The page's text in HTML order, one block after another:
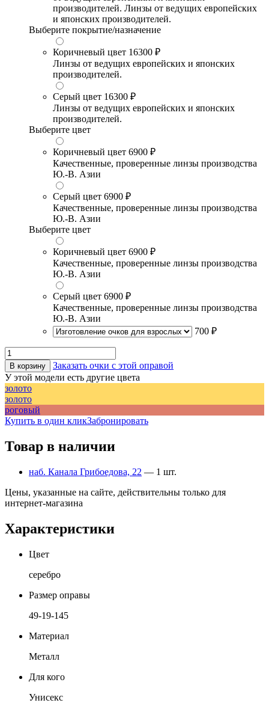
производителей. Линзы от ведущих европейских
и японских производителей.
Выберите покрытие/назначение
Коричневый цвет 16300 ₽
Линзы от ведущих европейских и японских
производителей.
Серый цвет 16300 ₽
Линзы от ведущих европейских и японских
производителей.
Выберите цвет
Коричневый цвет 6900 ₽
Качественные, проверенные линзы производства
Ю.-В. Азии
Серый цвет 6900 ₽
Качественные, проверенные линзы производства
Ю.-В. Азии
Выберите цвет
Коричневый цвет 6900 ₽
Качественные, проверенные линзы производства
Ю.-В. Азии
Серый цвет 6900 ₽
Качественные, проверенные линзы производства
Ю.-В. Азии
700 ₽
В корзину
Заказать очки с этой оправой
У этой модели есть другие цвета
золото
золото
роговый
Купить в один кликЗабронировать
Товар в наличии
наб. Канала Грибоедова, 22 — 1 шт.
Цены, указанные на сайте, действительны только для
интернет-магазина
Характеристики
Цвет
серебро
Размер оправы
49-19-145
Материал
Металл
Для кого
Унисекс